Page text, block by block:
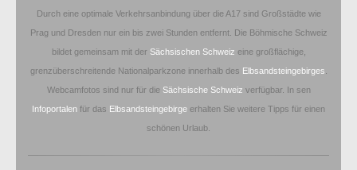
Durch eine optimale Verkehrsanbindung über die A17 sind Großstädte wie
Prag und Dresden nur ein bis zwei Stunden entfernt. Die Böhmische Schweiz
bildet gemeinsam mit der Sächsischen Schweiz eine großflächige,
grenzüberschreitende Nationalparkzone innerhalb des Elbsandsteingebirges
Webcamfotos sind nur für die Sächsische Schweiz verfügbar. In sen
Infoportalen für das Elbsandsteingebirge erhalten Sie weitere Tipps für einen
schönen Urlaub.